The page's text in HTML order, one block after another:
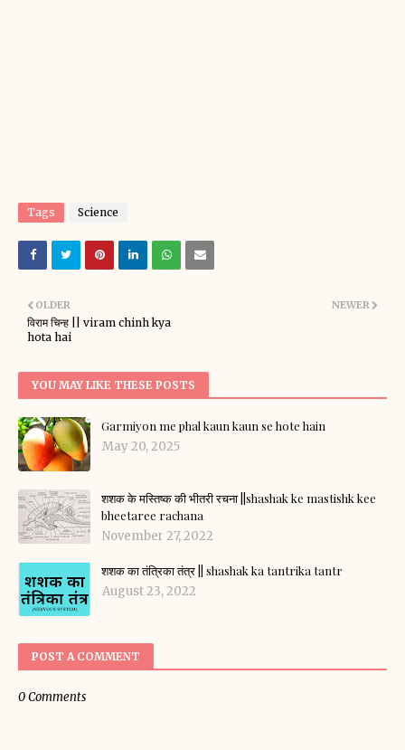
Tags Science
NEWER
OLDER
विराम चिन्ह || viram chinh kya
hota hai
YOU MAY LIKE THESE POSTS
Garmiyon me phal kaun kaun se hote hain
May 20, 2025
शशक के मस्तिष्क की भीतरी रचना ||shashak ke mastishk kee
bheetaree rachana
November 27, 2022
शशक का तंत्रिका तंत्र || shashak ka tantrika tantr
August 23, 2022
POST A COMMENT
0 Comments